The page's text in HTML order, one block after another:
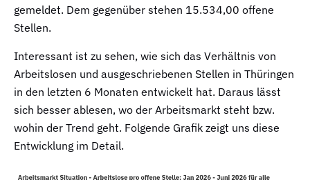
gemeldet. Dem gegenüber stehen 15.534,00 offene
Stellen.
Interessant ist zu sehen, wie sich das Verhältnis von
Arbeitslosen und ausgeschriebenen Stellen in Thüringen
in den letzten 6 Monaten entwickelt hat. Daraus lässt
sich besser ablesen, wo der Arbeitsmarkt steht bzw.
wohin der Trend geht. Folgende Grafik zeigt uns diese
Entwicklung im Detail.